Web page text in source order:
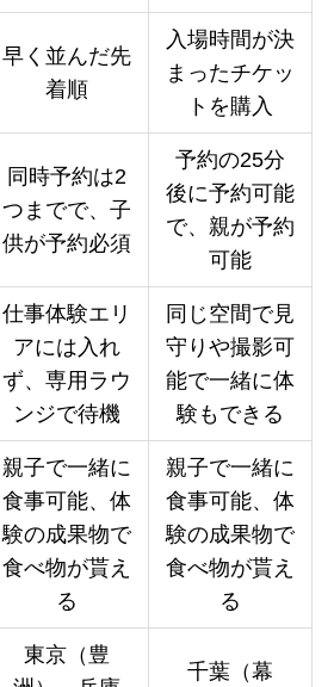
早く並んだ先
着順
入場時間が決
まったチケッ
トを購入
同時予約は2
つまでで、子
供が予約必須
予約の25分
後に予約可能
で、親が予約
可能
仕事体験エリ
アには入れ
ず、専用ラウ
ンジで待機
同じ空間で見
守りや撮影可
能で一緒に体
験もできる
親子で一緒に
食事可能、体
験の成果物で
食べ物が貰え
る
親子で一緒に
食事可能、体
験の成果物で
食べ物が貰え
る
東京（豊
千葉（幕